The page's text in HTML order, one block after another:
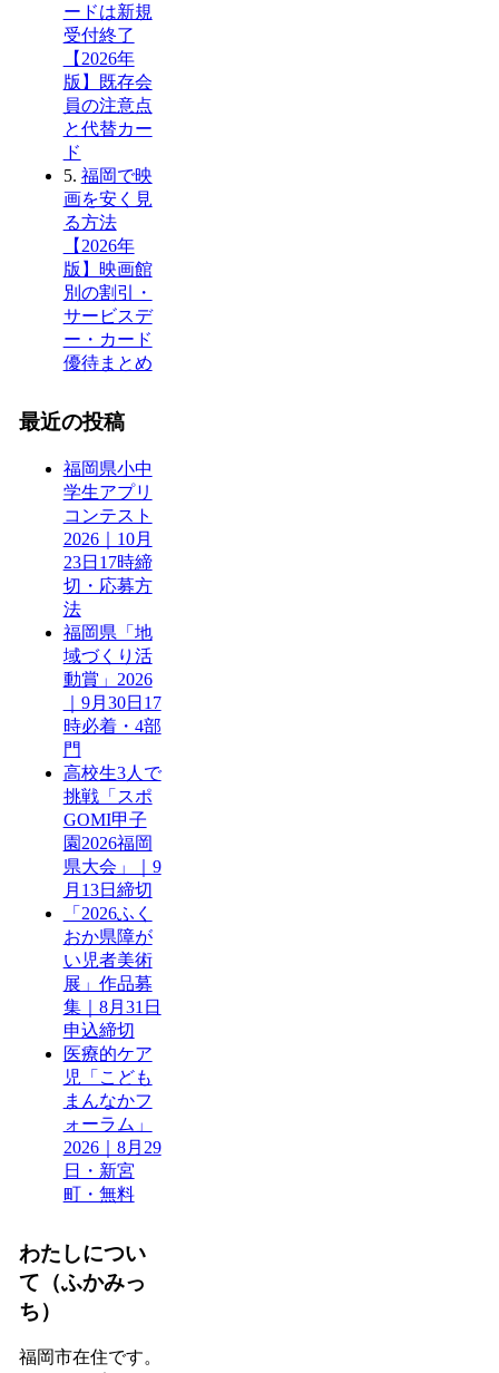
ードは新規
受付終了
【2026年
版】既存会
員の注意点
と代替カー
ド
5. 福岡で映
画を安く見
る方法
【2026年
版】映画館
別の割引・
サービスデ
ー・カード
優待まとめ
最近の投稿
福岡県小中
学生アプリ
コンテスト
2026｜10月
23日17時締
切・応募方
法
福岡県「地
域づくり活
動賞」2026
｜9月30日17
時必着・4部
門
高校生3人で
挑戦「スポ
GOMI甲子
園2026福岡
県大会」｜9
月13日締切
「2026ふく
おか県障が
い児者美術
展」作品募
集｜8月31日
申込締切
医療的ケア
児「こども
まんなかフ
ォーラム」
2026｜8月29
日・新宮
町・無料
わたしについ
て（ふかみっ
ち）
福岡市在住です。